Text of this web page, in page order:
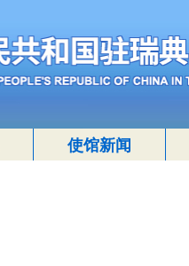
使馆新闻